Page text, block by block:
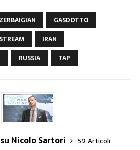
GASDOTTO
IRAN
RUSSIA TAP
Nicolo Sartori
59 Articoli